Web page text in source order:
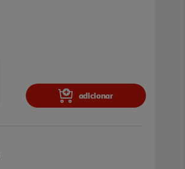
adicionar